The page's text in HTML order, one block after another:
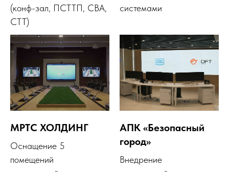
(конф-зал, ПСТТП, СВА,
СТТ)
системами
МРТС ХОЛДИНГ
Оснащение 5
помещений
АПК «Безопасный
город»
Внедрение